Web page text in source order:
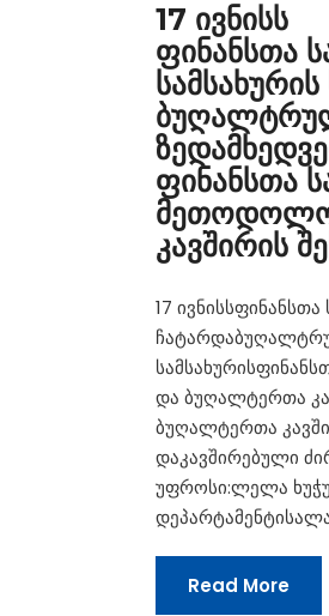
17 ივნისს
ფინანსთა
ფინანსთა
კავშირის
17
და ბუღალტერთა
ბუღალტერთა
დაკავშირებული
უფროსი:ლელა
Read More